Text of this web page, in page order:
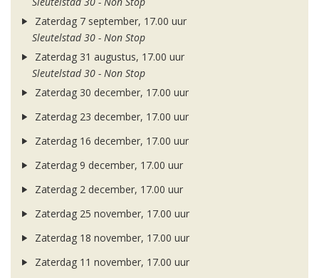
Zaterdag 7 september, 17.00 uur
Sleutelstad 30 - Non Stop
Zaterdag 31 augustus, 17.00 uur
Sleutelstad 30 - Non Stop
Zaterdag 30 december, 17.00 uur
Zaterdag 23 december, 17.00 uur
Zaterdag 16 december, 17.00 uur
Zaterdag 9 december, 17.00 uur
Zaterdag 2 december, 17.00 uur
Zaterdag 25 november, 17.00 uur
Zaterdag 18 november, 17.00 uur
Zaterdag 11 november, 17.00 uur